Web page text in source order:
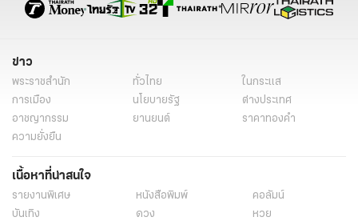
ข่าว
พระราชสำนัก ทั่วไทย
ในกระแส
การเมือง
นโยบายรัฐ
ต่างประเทศ
อาชญากรรม
ยานยนต์
ราคาทองคำ
ความยั่งยืน
เนื้อหาที่น่าสนใจ
รายงานพิเศษ หนังสือพิมพ์
คอลัมน์
บันเทิง
ดวง
หวย